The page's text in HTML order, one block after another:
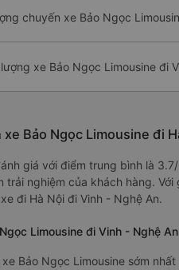
chuyến xe Bảo Ngọc
xe Bảo Ngọc Limousine đi
xe Bảo Ngọc Limousine đi
giá với điểm trung bình là
trải nghiệm của khách hàng.
đi Hà Nội đi Vinh - Nghệ An.
Limousine đi Vinh - Nghệ An
xe Bảo Ngọc Limousine sớm